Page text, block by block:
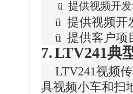
ü 提供视频开发
ü 提供视频开
ü 提供客户项
7.LTV241典
LTV241视频
具视频小车和扫